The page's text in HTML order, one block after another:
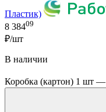
Пластик)
8 38409
₽/шт
В наличии
Коробка (картон) 1 шт —